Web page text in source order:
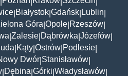
Białystok Gdańsk Lublin
Góra Opole Rzeszów
Zalesie Dąbrówka Józefów
Kąty Ostrów Podlesie
Dwór Stanisławów
Dębina Górki Władysławów